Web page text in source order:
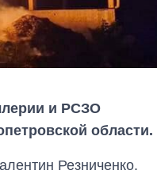
и РСЗО
области.
Резниченко.